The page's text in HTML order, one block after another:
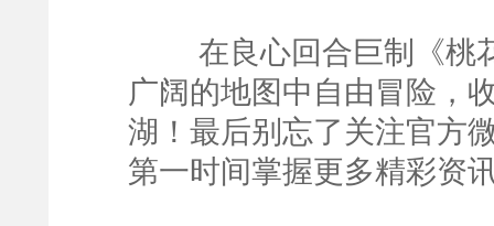
在良心回合巨制《桃花
广阔的地图中自由冒险，
湖！最后别忘了关注官方
第一时间掌握更多精彩资